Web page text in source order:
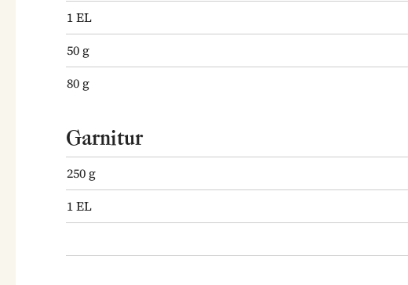
1EL
50 g
80 g
Garnitur
250 g
1EL